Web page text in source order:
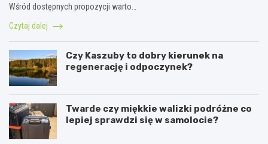
Wśród dostępnych propozycji warto…
Czytaj dalej
Czy Kaszuby to dobry kierunek na
regenerację i odpoczynek?
Twarde czy miękkie walizki podróżne co
lepiej sprawdzi się w samolocie?